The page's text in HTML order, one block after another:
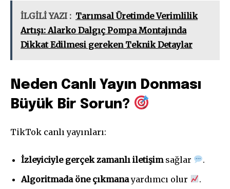
İLGİLİ YAZI : Tarımsal Üretimde Verimlilik
Artışı: Alarko Dalgıç Pompa Montajında
Dikkat Edilmesi gereken Teknik Detaylar
Neden Canlı Yayın Donması
Büyük Bir Sorun?
TikTok canlı yayınları:
İzleyiciyle gerçek zamanlı iletişimsağlar
.
Algoritmada öne çıkmanayardımcı olur
.